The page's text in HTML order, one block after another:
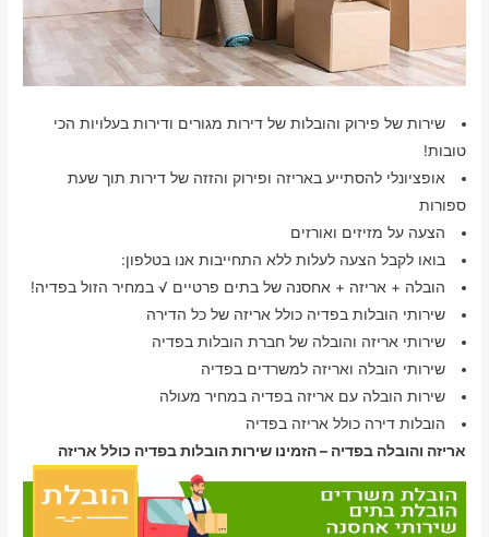
שירות של פירוק והובלות של דירות מגורים ודירות בעלויות הכי
טובות!
אופציונלי להסתייע באריזה ופירוק והזזה של דירות תוך שעת
ספורות
הצעה על מזיזים ואורזים
בואו לקבל הצעה לעלות ללא התחייבות אנו בטלפון:
הובלה + אריזה + אחסנה של בתים פרטיים √ במחיר הזול בפדיה!
שירותי הובלות בפדיה כולל אריזה של כל הדירה
שירותי אריזה והובלה של חברת הובלות בפדיה
שירותי הובלה ואריזה למשרדים בפדיה
שירות הובלה עם אריזה בפדיה במחיר מעולה
הובלות דירה כולל אריזה בפדיה
אריזה והובלה בפדיה – הזמינו שירות הובלות בפדיה כולל אריזה